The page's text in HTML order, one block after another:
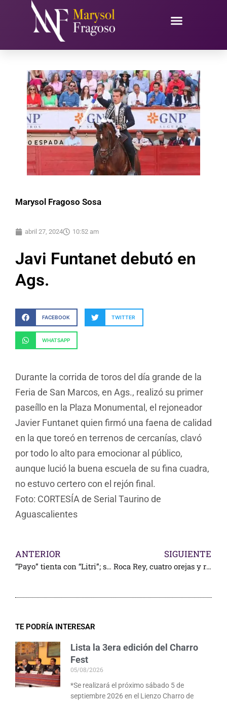
contenido
Marysol Fragoso Sosa
abril 27, 2024 10:52 am
Javi Funtanet debutó en
Ags.
FACEBOOK TWITTER
WHATSAPP
Durante la corrida de toros del día grande de la
Feria de San Marcos, en Ags., realizó su primer
paseíllo en la Plaza Monumental, el rejoneador
Javier Funtanet quien firmó una faena de calidad
en la que toreó en terrenos de cercanías, clavó
por todo lo alto para emocionar al público,
aunque lució la buena escuela de su fina cuadra,
no estuvo certero con el rejón final.
Foto: CORTESÍA de Serial Taurino de
Aguascalientes
ANTERIOR
“Payo” tienta con “Litri”; se prepara para Talayuela
SIGUIENTE
Roca Rey, cuatro orejas y rabo en Ags.
TE PODRÍA INTERESAR
Lista la 3era edición del Charro
Fest
05/08/2026
*Se realizará el próximo sábado 5 de
septiembre 2026 en el Lienzo Charro de